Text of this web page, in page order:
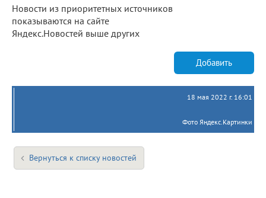
Новости из приоритетных источников
показываются на сайте
Яндекс.Новостей выше других
Добавить
18 мая 2022 г. 16:01
Фото Яндекс.Картинки
Вернуться к списку новостей